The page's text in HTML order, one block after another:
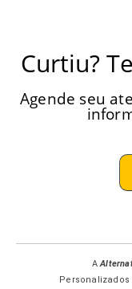
Curtiu?
Agende seu
A
Personalizados